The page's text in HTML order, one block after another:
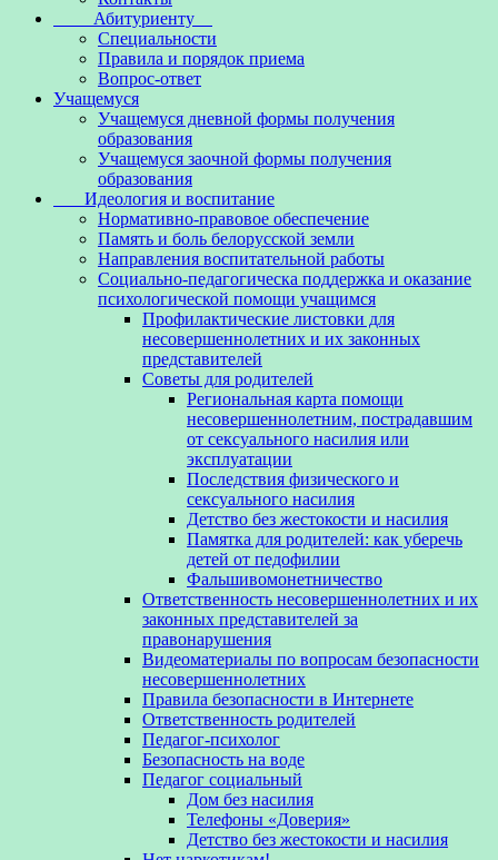
Абитуриенту
Специальности
Правила и порядок приема
Вопрос-ответ
Учащемуся
Учащемуся дневной формы получения
образования
Учащемуся заочной формы получения
образования
Идеология и воспитание
Нормативно-правовое обеспечение
Память и боль белорусской земли
Направления воспитательной работы
Социально-педагогическа поддержка и оказание
психологической помощи учащимся
Профилактические листовки для
несовершеннолетних и их законных
представителей
Советы для родителей
Региональная карта помощи
несовершеннолетним, пострадавшим
от сексуального насилия или
эксплуатации
Последствия физического и
сексуального насилия
Детство без жестокости и насилия
Памятка для родителей: как уберечь
детей от педофилии
Фальшивомонетничество
Ответственность несовершеннолетних и их
законных представителей за
правонарушения
Видеоматериалы по вопросам безопасности
несовершеннолетних
Правила безопасности в Интернете
Ответственность родителей
Педагог-психолог
Безопасность на воде
Педагог социальный
Дом без насилия
Телефоны «Доверия»
Детство без жестокости и насилия